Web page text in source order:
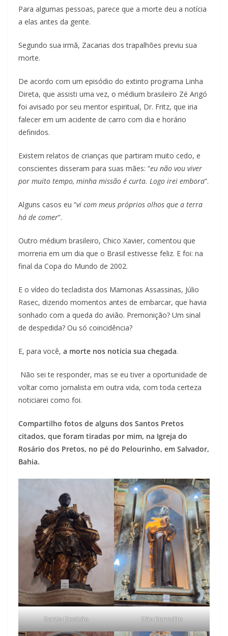
Para algumas pessoas, parece que a morte deu a notícia
a elas antes da gente.
Segundo sua irmã, Zacarias dos trapalhões previu sua
morte.
De acordo com um episódio do extinto programa Linha
Direta, que assisti uma vez, o médium brasileiro Zé Arigó
foi avisado por seu mentor espiritual, Dr. Fritz, que iria
falecer em um acidente de carro com dia e horário
definidos.
Existem relatos de crianças que partiram muito cedo, e
conscientes disseram para suas mães: “eu não vou viver
por muito tempo, minha missão é curta. Logo irei embora”.
Alguns casos eu “vi com meus próprios olhos que a terra
há de comer”.
Outro médium brasileiro, Chico Xavier, comentou que
morreria em um dia que o Brasil estivesse feliz. E foi: na
final da Copa do Mundo de 2002.
E o vídeo do tecladista dos Mamonas Assassinas, Júlio
Rasec, dizendo momentos antes de embarcar, que havia
sonhado com a queda do avião. Premonição? Um sinal
de despedida? Ou só coincidência?
E, para você, a morte nos noticia sua chegada.
Não sei te responder, mas se eu tiver a oportunidade de
voltar como jornalista em outra vida, com toda certeza
noticiarei como foi.
Compartilho fotos de alguns dos Santos Pretos
citados, que foram tiradas por mim, na Igreja do
Rosário dos Pretos, no pé do Pelourinho, em Salvador,
Bahia.
Santo Elesbão São Benedito